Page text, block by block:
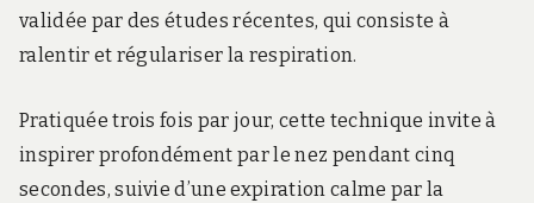
validée par des études récentes, qui consiste à
ralentir et régulariser la respiration.
Pratiquée trois fois par jour, cette technique invite à
inspirer profondément par le nez pendant cinq
secondes, suivie d’une expiration calme par la